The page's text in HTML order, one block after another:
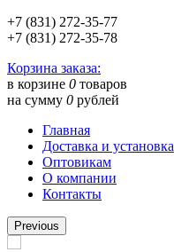
+7 (831) 272-35-77
+7 (831) 272-35-78
Корзина заказа:
в корзине 0 товаров
на сумму 0 рублей
Главная
Доставка и установка
Оптовикам
О компании
Контакты
Previous